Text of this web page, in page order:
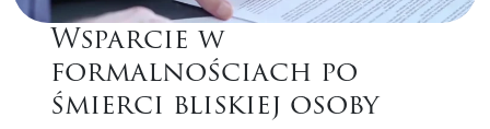
Wsparcie w
formalnościach po
śmierci bliskiej osoby